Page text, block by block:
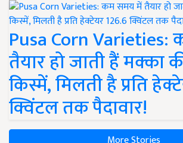
Pusa Corn
तैयार हो जाती हैं मक्का
किस्में, मिलती है प्रति
क्विंटल तक पैदावार!